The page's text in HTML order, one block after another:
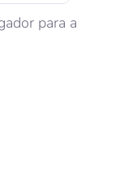
para a